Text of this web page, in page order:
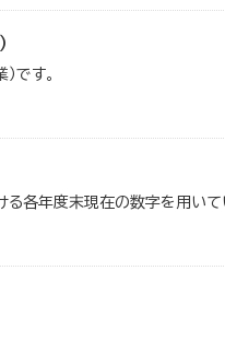
です。
る各年度末現在の数字を用いて